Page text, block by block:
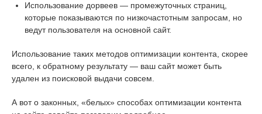
Использование дорвеев — промежуточных страниц,
которые показываются по низкочастотным запросам, но
ведут пользователя на основной сайт.
Использование таких методов оптимизации контента, скорее
всего, к обратному результату — ваш сайт может быть
удален из поисковой выдачи совсем.
А вот о законных, «белых» способах оптимизации контента